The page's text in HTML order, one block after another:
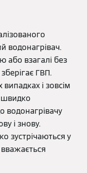
водонагрівач.
або взагалі без
ГВП.
і зовсім
швидко
водонагрівачу
і знову.
зустрічаються у